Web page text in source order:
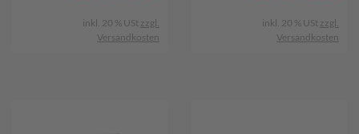
inkl. 20 % USt zzgl.
Versandkosten
inkl. 20 % USt zzgl.
Versandkosten